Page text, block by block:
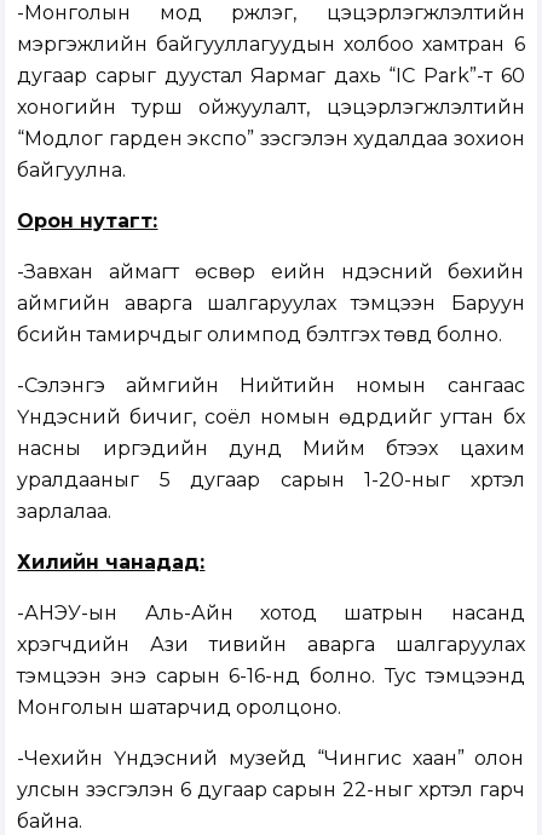
-Монголын мод үржүүлэг, цэцэрлэгжүүлэлтийн
мэргэжлийн байгууллагуудын холбоо хамтран 6
дугаар сарыг дуустал Яармаг дахь “IC Park”-т 60
хоногийн турш ойжуулалт, цэцэрлэгжүүлэлтийн
“Модлог гарден экспо” үзэсгэлэн худалдаа зохион
байгуулна.
Орон нутагт:
-Завхан аймагт өсвөр үеийн үндэсний бөхийн
аймгийн аварга шалгаруулах тэмцээн Баруун
бүсийн тамирчдыг олимпод бэлтгэх төвд болно.
-Сэлэнгэ аймгийн Нийтийн номын сангаас
Үндэсний бичиг, соёл номын өдрүүдийг угтан бүх
насны иргэдийн дунд Мийм бүтээх цахим
уралдааныг 5 дугаар сарын 1-20-ныг хүртэл
зарлалаа.
Хилийн чанадад:
-АНЭУ-ын Аль-Айн хотод шатрын насанд
хүрэгчдийн Ази тивийн аварга шалгаруулах
тэмцээн энэ сарын 6-16-нд болно. Тус тэмцээнд
Монголын шатарчид оролцоно.
-Чехийн Үндэсний музейд “Чингис хаан” олон
улсын үзэсгэлэн 6 дугаар сарын 22-ныг хүртэл гарч
байна.